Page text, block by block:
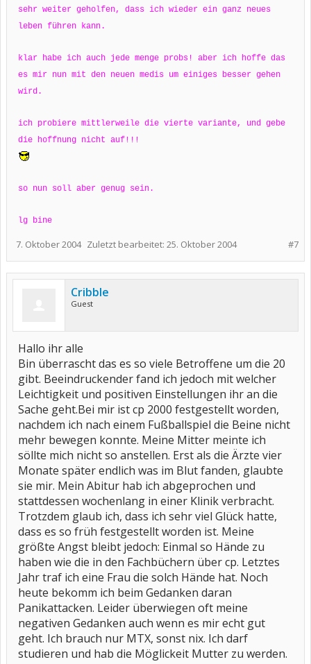
sehr weiter geholfen, dass ich wieder ein ganz neues
leben führen kann.
klar habe ich auch jede menge probs! aber ich hoffe das
es mir nun mit den neuen medis um einiges besser gehen
wird.
ich probiere mittlerweile die vierte variante, und gebe
die hoffnung nicht auf!!!
so nun soll aber genug sein.
lg bine
#7
7. Oktober 2004 Zuletzt bearbeitet: 25. Oktober 2004
Cribble
Guest
Hallo ihr alle
Bin überrascht das es so viele Betroffene um die 20
gibt. Beeindruckender fand ich jedoch mit welcher
Leichtigkeit und positiven Einstellungen ihr an die
Sache geht.Bei mir ist cp 2000 festgestellt worden,
nachdem ich nach einem Fußballspiel die Beine nicht
mehr bewegen konnte. Meine Mitter meinte ich
söllte mich nicht so anstellen. Erst als die Ärzte vier
Monate später endlich was im Blut fanden, glaubte
sie mir. Mein Abitur hab ich abgeprochen und
stattdessen wochenlang in einer Klinik verbracht.
Trotzdem glaub ich, dass ich sehr viel Glück hatte,
dass es so früh festgestellt worden ist. Meine
größte Angst bleibt jedoch: Einmal so Hände zu
haben wie die in den Fachbüchern über cp. Letztes
Jahr traf ich eine Frau die solch Hände hat. Noch
heute bekomm ich beim Gedanken daran
Panikattacken. Leider überwiegen oft meine
negativen Gedanken auch wenn es mir echt gut
geht. Ich brauch nur MTX, sonst nix. Ich darf
studieren und hab die Möglickeit Mutter zu werden.